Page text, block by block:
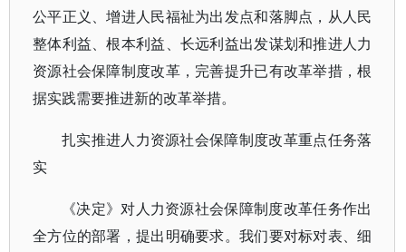
公平正义、增进人民福祉为出发点和落脚点，从人民
整体利益、根本利益、长远利益出发谋划和推进人力
资源社会保障制度改革，完善提升已有改革举措，根
据实践需要推进新的改革举措。
扎实推进人力资源社会保障制度改革重点任务落
实
《决定》对人力资源社会保障制度改革任务作出
全方位的部署，提出明确要求。我们要对标对表、细